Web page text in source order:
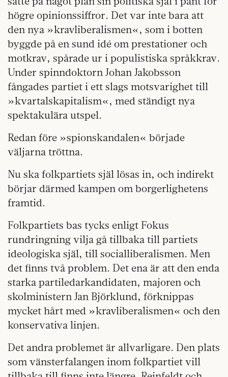
högre opinionssiffror. Det var inte bara att
den nya »kravliberalismen«, som i botten
byggde på en sund idé om prestationer och
motkrav, spårade ur i populistiska språkkrav.
Under spinndoktorn Johan Jakobsson
fångades partiet i ett slags motsvarighet till
»kvartalskapitalism«, med ständigt nya
spektakulära utspel.
Redan före »spionskandalen« började
väljarna tröttna.
Nu ska folkpartiets själ lösas in, och indirekt
börjar därmed kampen om borgerlighetens
framtid.
Folkpartiets bas tycks enligt Fokus
rundringning vilja gå tillbaka till partiets
ideologiska själ, till socialliberalismen. Men
det finns två problem. Det ena är att den enda
starka partiledarkandidaten, majoren och
skolministern Jan Björklund, förknippas
mycket hårt med »kravliberalismen« och den
konservativa linjen.
Det andra problemet är allvarligare. Den plats
som vänsterfalangen inom folkpartiet vill